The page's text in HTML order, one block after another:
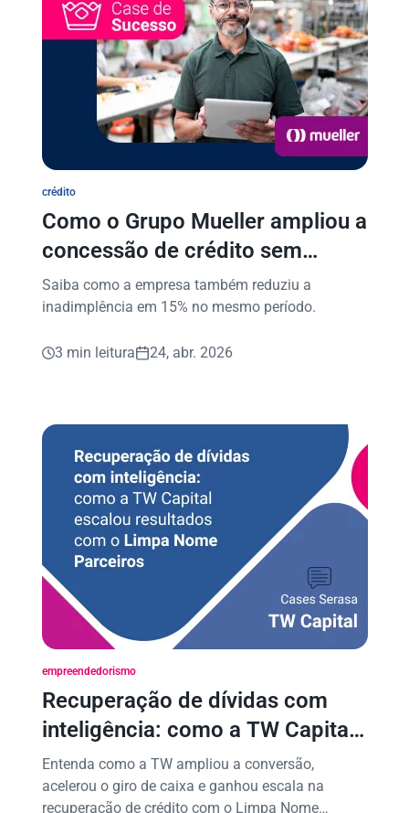
crédito
Como o Grupo Mueller ampliou a
concessão de crédito sem
perder o controle do risco
Saiba como a empresa também reduziu a
inadimplência em 15% no mesmo período.
3 min leitura 24, abr. 2026
empreendedorismo
Recuperação de dívidas com
inteligência: como a TW Capital
escalou resultados com o Limpa
Nome Parceiros
Entenda como a TW ampliou a conversão,
acelerou o giro de caixa e ganhou escala na
recuperação de crédito com o Limpa Nome